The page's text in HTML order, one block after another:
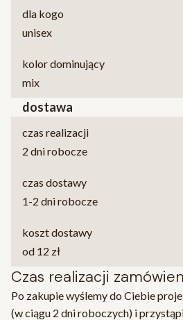
dla kogo
unisex
kolor dominujący
mix
dostawa
czas realizacji
2 dni robocze
czas dostawy
1-2 dni robocze
koszt dostawy
od 12 zł
Czas realizacji
Po zakupie wyślemy do Ciebie
(w ciągu 2 dni roboczych) i